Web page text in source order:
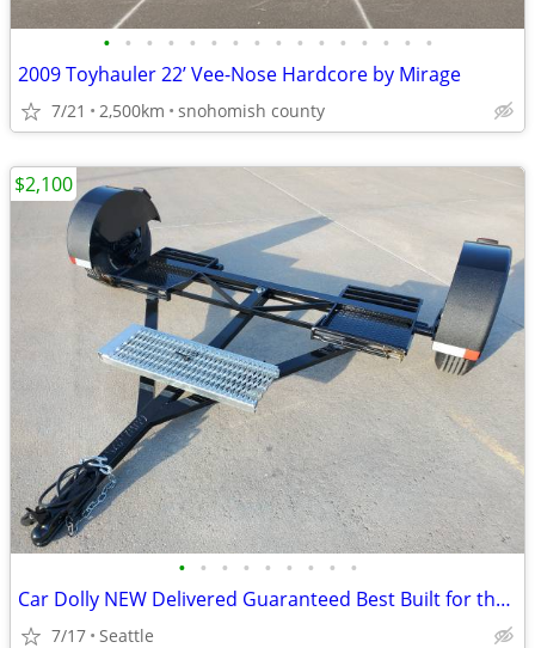
• • • • • • • • • • • • • • • •
2009 Toyhauler 22’ Vee-Nose Hardcore by Mirage
7/21 2,500km snohomish county
• • • • • • • • •
Car Dolly NEW Delivered Guaranteed Best Built for the Money in U.S.!
7/17 Seattle
$2,100